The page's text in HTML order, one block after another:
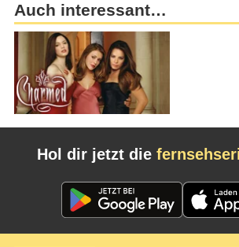
Auch interessant…
Hol dir jetzt die